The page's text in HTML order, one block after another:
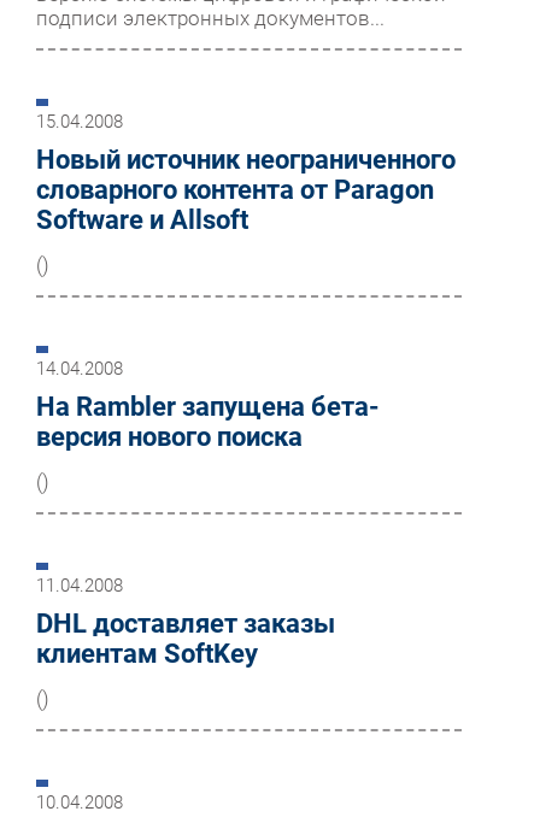
подписи электронных документов...
15.04.2008
Новый источник неограниченного
словарного контента от Paragon
Software и Allsoft
()
14.04.2008
На Rambler запущена бета-
версия нового поиска
()
11.04.2008
DHL доставляет заказы
клиентам SoftKey
()
10.04.2008